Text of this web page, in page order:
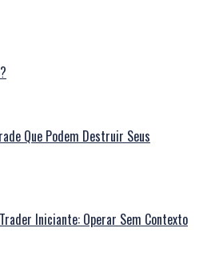
Que Podem Destruir Seus
Iniciante: Operar Sem Contexto